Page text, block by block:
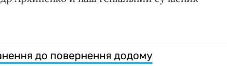
до повернення додому